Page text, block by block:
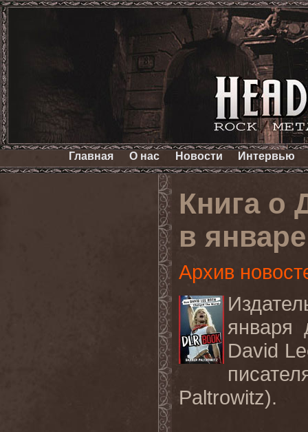
Главная О нас Новости Интервью
Книга о
в январе
Архив
января
David
Paltrowitz).